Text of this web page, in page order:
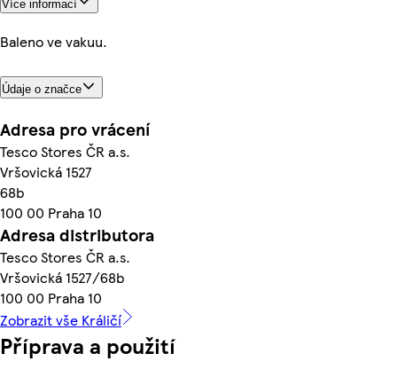
Více informací
Baleno ve vakuu.
Údaje o značce
Adresa pro vrácení
Tesco Stores ČR a.s.
Vršovická 1527
68b
100 00 Praha 10
Adresa distributora
Tesco Stores ČR a.s.
Vršovická 1527/68b
100 00 Praha 10
Zobrazit vše Králičí
Příprava a použití